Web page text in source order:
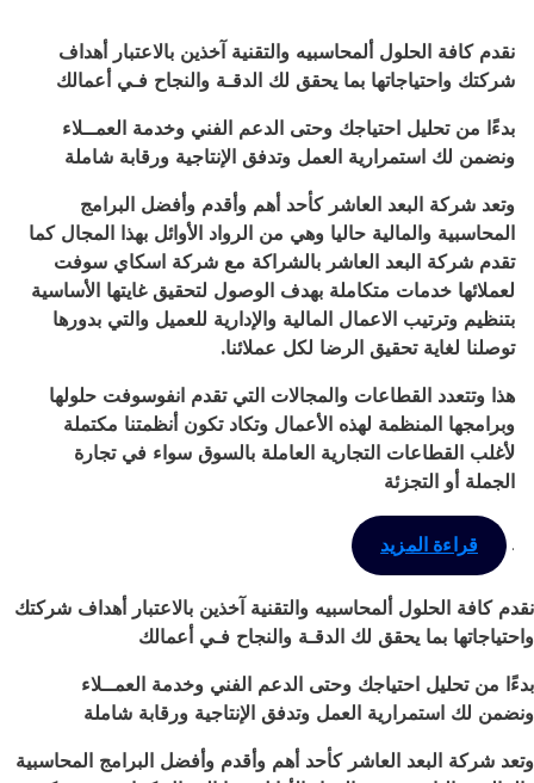
نقدم كافة الحلول ألمحاسبيه والتقنية آخذين بالاعتبار أهداف
شركتك واحتياجاتها بما يحقق لك الدقـة والنجاح فـي أعمالك
بدءًا من تحليل احتياجك وحتى الدعم الفني وخدمة العمــلاء
ونضمن لك استمرارية العمل وتدفق الإنتاجية ورقابة شاملة
وتعد شركة البعد العاشر كأحد أهم وأقدم وأفضل البرامج
المحاسبية والمالية حاليا وهي من الرواد الأوائل بهذا المجال كما
تقدم شركة البعد العاشر بالشراكة مع شركة اسكاي سوفت
لعملائها خدمات متكاملة بهدف الوصول لتحقيق غايتها الأساسية
بتنظيم وترتيب الاعمال المالية والإدارية للعميل والتي بدورها
توصلنا لغاية تحقيق الرضا لكل عملائنا.
هذا وتتعدد القطاعات والمجالات التي تقدم انفوسوفت حلولها
وبرامجها المنظمة لهذه الأعمال وتكاد تكون أنظمتنا مكتملة
لأغلب القطاعات التجارية العاملة بالسوق سواء في تجارة
الجملة أو التجزئة
. قراءة المزيد
نقدم كافة الحلول ألمحاسبيه والتقنية آخذين بالاعتبار أهداف شركتك
واحتياجاتها بما يحقق لك الدقـة والنجاح فـي أعمالك
بدءًا من تحليل احتياجك وحتى الدعم الفني وخدمة العمــلاء
ونضمن لك استمرارية العمل وتدفق الإنتاجية ورقابة شاملة
وتعد شركة البعد العاشر كأحد أهم وأقدم وأفضل البرامج المحاسبية